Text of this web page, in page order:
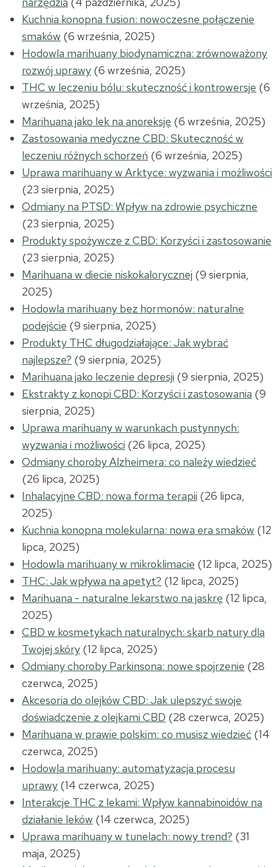
Kuchnia konopna fusion: nowoczesne połączenie
smaków (6 września, 2025)
Hodowla marihuany biodynamiczna: zrównoważony
rozwój uprawy (6 września, 2025)
THC w leczeniu bólu: skuteczność i kontrowersje (6
września, 2025)
Marihuana jako lek na anoreksję (6 września, 2025)
Zastosowania medyczne CBD: Skuteczność w
leczeniu różnych schorzeń (6 września, 2025)
Uprawa marihuany w Arktyce: wyzwania i możliwości
(23 sierpnia, 2025)
Odmiany na PTSD: Wpływ na zdrowie psychiczne
(23 sierpnia, 2025)
Produkty spożywcze z CBD: Korzyści i zastosowanie
(23 sierpnia, 2025)
Marihuana w diecie niskokalorycznej (9 sierpnia,
2025)
Hodowla marihuany bez hormonów: naturalne
podejście (9 sierpnia, 2025)
Produkty THC długodziałające: Jak wybrać
najlepsze? (9 sierpnia, 2025)
Marihuana jako leczenie depresji (9 sierpnia, 2025)
Ekstrakty z konopi CBD: Korzyści i zastosowania (9
sierpnia, 2025)
Uprawa marihuany w warunkach pustynnych:
wyzwania i możliwości (26 lipca, 2025)
Odmiany choroby Alzheimera: co należy wiedzieć
(26 lipca, 2025)
Inhalacyjne CBD: nowa forma terapii (26 lipca,
2025)
Kuchnia konopna molekularna: nowa era smaków (12
lipca, 2025)
Hodowla marihuany w mikroklimacie (12 lipca, 2025)
THC: Jak wpływa na apetyt? (12 lipca, 2025)
Marihuana - naturalne lekarstwo na jaskrę (12 lipca,
2025)
CBD w kosmetykach naturalnych: skarb natury dla
Twojej skóry (12 lipca, 2025)
Odmiany choroby Parkinsona: nowe spojrzenie (28
czerwca, 2025)
Akcesoria do olejków CBD: Jak ulepszyć swoje
doświadczenie z olejkami CBD (28 czerwca, 2025)
Marihuana w prawie polskim: co musisz wiedzieć (14
czerwca, 2025)
Hodowla marihuany: automatyzacja procesu
uprawy (14 czerwca, 2025)
Interakcje THC z lekami: Wpływ kannabinoidów na
działanie leków (14 czerwca, 2025)
Uprawa marihuany w tunelach: nowy trend? (31
maja, 2025)